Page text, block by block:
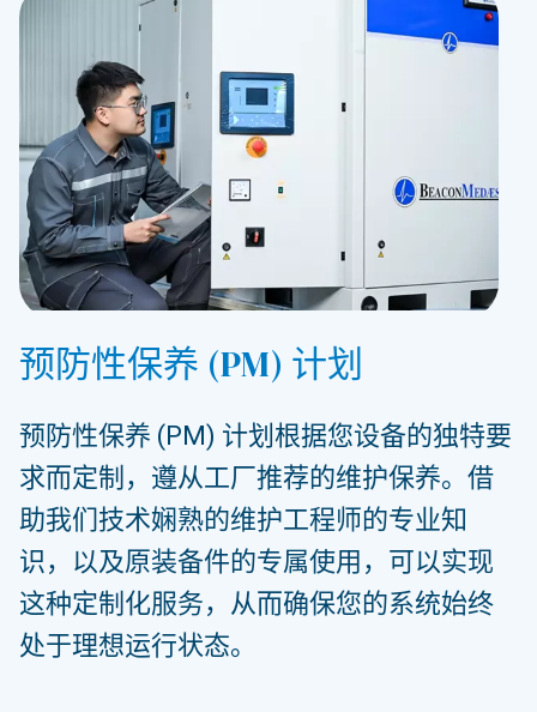
预防性保养 (PM) 计划
预防性保养 (PM) 计划根据您设备的独特要
求而定制，遵从工厂推荐的维护保养。借
助我们技术娴熟的维护工程师的专业知
识，以及原装备件的专属使用，可以实现
这种定制化服务，从而确保您的系统始终
处于理想运行状态。